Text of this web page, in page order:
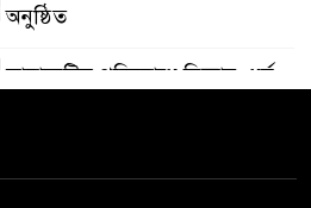
অনুষ্ঠিত
ডায়াবেটিস প্রতিরোধে বিজ্ঞান, ধর্ম